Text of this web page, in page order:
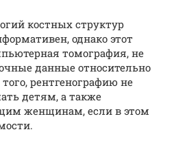
костных структур
однако этот
томография, не
данные относительно
рентгенографию не
детям, а также
женщинам, если в этом